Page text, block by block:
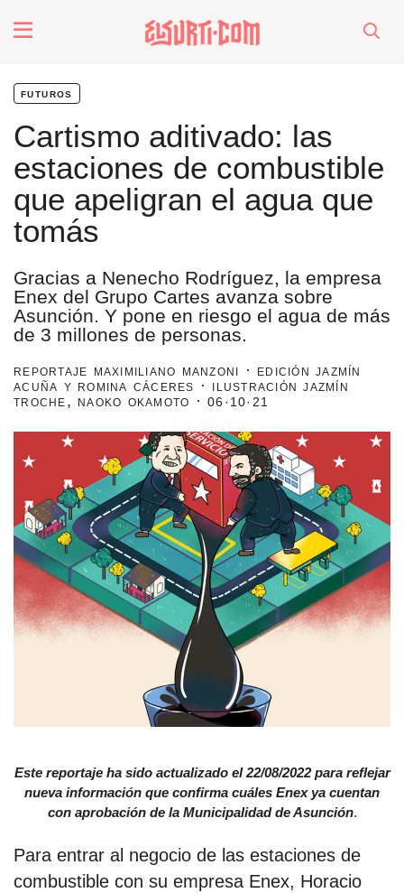
Futuros
Soberanas
Oligarquía
Despacio Sonoro
invasores vip
estronismo climático
escuelas fumigadas
historia de las mujeres
patria contratista
plan del terror
consumo ilustrado
futuros
Cartismo aditivado: las
estaciones de combustible
que apeligran el agua que
tomás
Gracias a Nenecho Rodríguez, la empresa
Enex del Grupo Cartes avanza sobre
Asunción. Y pone en riesgo el agua de más
de 3 millones de personas.
reportaje maximiliano manzoni · edición jazmín
acuña y romina cáceres · ilustración jazmín
troche, naoko okamoto · 06·10·21
Este reportaje ha sido actualizado el 22/08/2022 para reflejar
nueva información que confirma cuáles Enex ya cuentan
con aprobación de la Municipalidad de Asunción.
Para entrar al negocio de las estaciones de
combustible con su empresa Enex, Horacio